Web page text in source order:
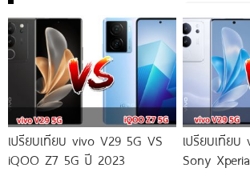
เปรียบเทียบ vivo V29 5G VS
iQOO Z7 5G ปี 2023
เปรียบเทีย
Sony